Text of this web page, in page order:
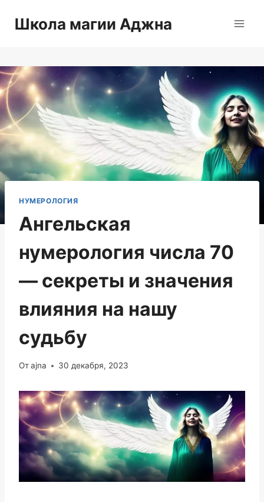
Школа магии Аджна
НУМЕРОЛОГИЯ
Ангельская
нумерология числа 70
— секреты и значения
влияния на нашу
судьбу
Отajna 30 декабря, 2023